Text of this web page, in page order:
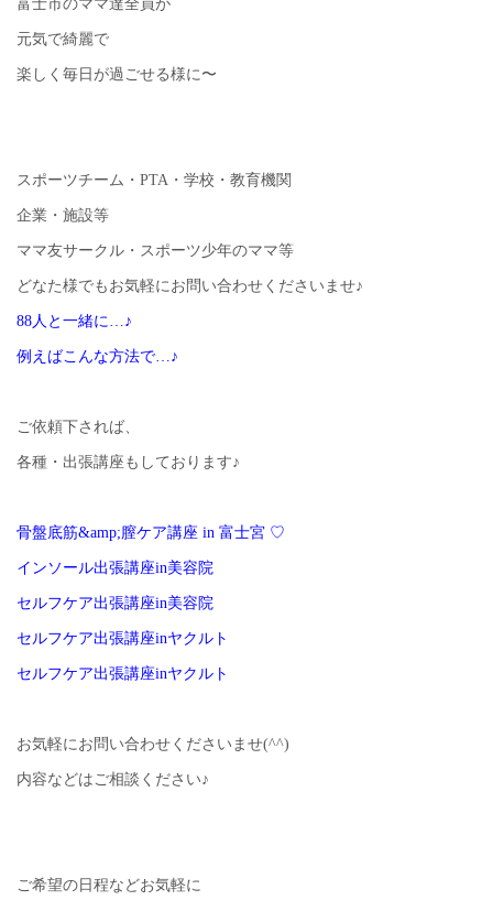
富士市のママ達全員が
元気で綺麗で
楽しく毎日が過ごせる様に〜
スポーツチーム・PTA・学校・教育機関
企業・施設等
ママ友サークル・スポーツ少年のママ等
どなた様でもお気軽にお問い合わせくださいませ♪
88人と一緒に…♪
例えばこんな方法で…♪
ご依頼下されば、
各種・出張講座もしております♪
骨盤底筋&amp;膣ケア講座 in 富士宮 ♡
インソール出張講座in美容院
セルフケア出張講座in美容院
セルフケア出張講座inヤクルト
セルフケア出張講座inヤクルト
お気軽にお問い合わせくださいませ(^^)
内容などはご相談ください♪
ご希望の日程などお気軽に